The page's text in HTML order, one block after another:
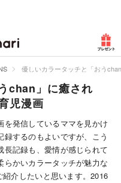
優しいカラータッチと「おう
chan」に癒され
児漫画
を発信しているママを見かけ
するのもよいですが、こう
長記録も、愛情が感じられて
かいカラータッチが魅力な
介したいと思います。2016